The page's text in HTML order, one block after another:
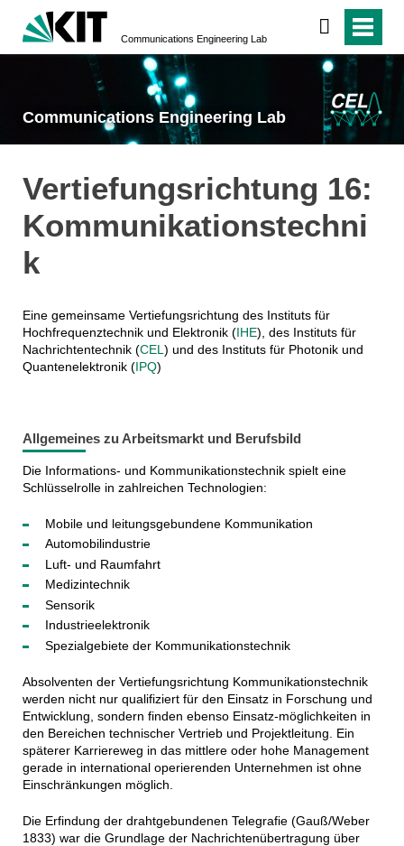
Communications Engineering Lab
Communications Engineering Lab
Vertiefungsrichtung 16:
Kommunikationstechni
k
Eine gemeinsame Vertiefungsrichtung des Instituts für
Hochfrequenztechnik und Elektronik (IHE), des Instituts für
Nachrichtentechnik (CEL) und des Instituts für Photonik und
Quantenelektronik (IPQ)
Allgemeines zu Arbeitsmarkt und Berufsbild
Die Informations- und Kommunikationstechnik spielt eine
Schlüsselrolle in zahlreichen Technologien:
Mobile und leitungsgebundene Kommunikation
Automobilindustrie
Luft- und Raumfahrt
Medizintechnik
Sensorik
Industrieelektronik
Spezialgebiete der Kommunikationstechnik
Absolventen der Vertiefungsrichtung Kommunikationstechnik
werden nicht nur qualifiziert für den Einsatz in Forschung und
Entwicklung, sondern finden ebenso Einsatz-möglichkeiten in
den Bereichen technischer Vertrieb und Projektleitung. Ein
späterer Karriereweg in das mittlere oder hohe Management
gerade in international operierenden Unternehmen ist ohne
Einschränkungen möglich.
Die Erfindung der drahtgebundenen Telegrafie (Gauß/Weber
1833) war die Grundlage der Nachrichtenübertragung über